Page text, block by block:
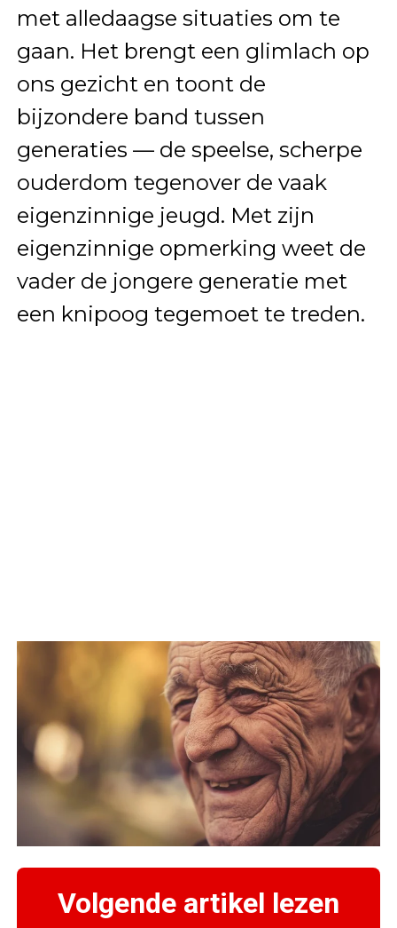
met alledaagse situaties om te
gaan. Het brengt een glimlach op
ons gezicht en toont de
bijzondere band tussen
generaties — de speelse, scherpe
ouderdom tegenover de vaak
eigenzinnige jeugd. Met zijn
eigenzinnige opmerking weet de
vader de jongere generatie met
een knipoog tegemoet te treden.
Volgende artikel lezen